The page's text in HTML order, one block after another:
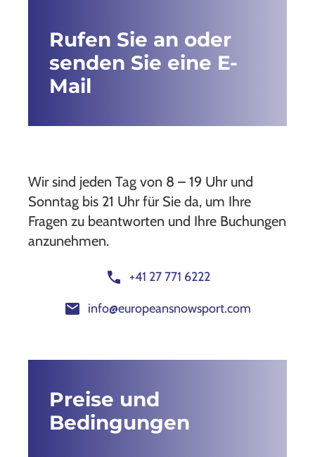
Rufen Sie an oder
senden Sie eine E-
Mail
Wir sind jeden Tag von 8 – 19 Uhr und
Sonntag bis 21 Uhr für Sie da, um Ihre
Fragen zu beantworten und Ihre Buchungen
anzunehmen.
call +41 27 771 6222
mail info@europeansnowsport.com
Preise und
Bedingungen